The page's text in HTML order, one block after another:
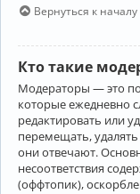
Вернуться к началу
Кто такие
Модераторы — это
которые ежедневно
редактировать или
перемещать,
они отвечают.
несоответствия
(оффтопик),